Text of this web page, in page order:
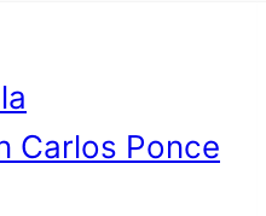
Carlos Ponce